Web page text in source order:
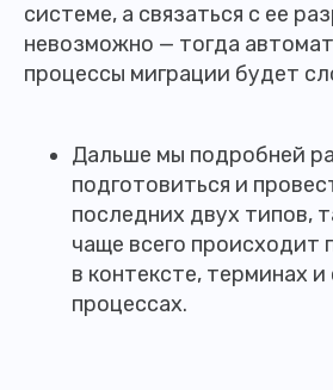
системе, а связаться с ее
невозможно — тогда
процессы миграции будет
Дальше мы подробней
подготовиться и
последних двух типов,
чаще всего происходит
в контексте, терминах
процессах.